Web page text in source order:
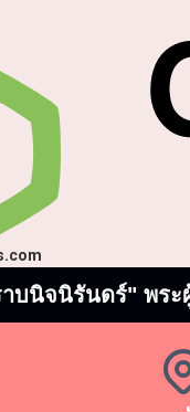
บนิจนิรันดร์" พร